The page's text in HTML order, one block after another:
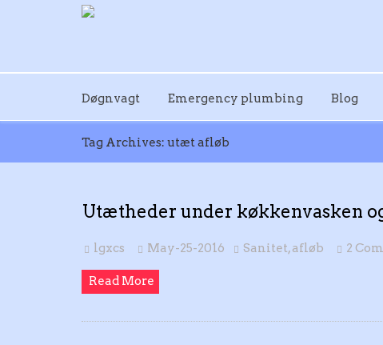
Døgnvagt Emergency plumbing Blog
Tag Archives: utæt afløb
Utætheder under køkkenvasken
lgxcs May-25-2016 Sanitet, afløb 2
Read More